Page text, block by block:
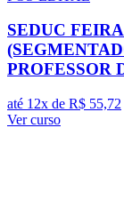
SEDUC
PROFESSOR
até 12x de R$ 55,72
Ver curso